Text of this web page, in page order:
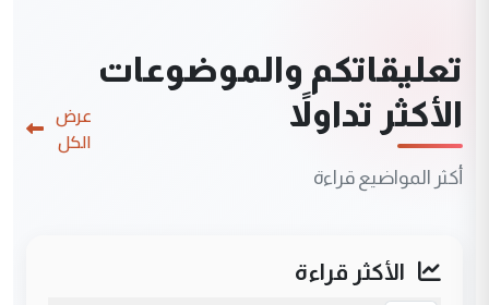
تعليقاتكم والموضوعات
الأكثر تداولاً
أكثر المواضيع قراءة
عرض
الكل
الأكثر قراءة